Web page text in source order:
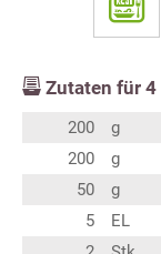
Zutaten für 4
200 g
200
g
50
g
5
EL